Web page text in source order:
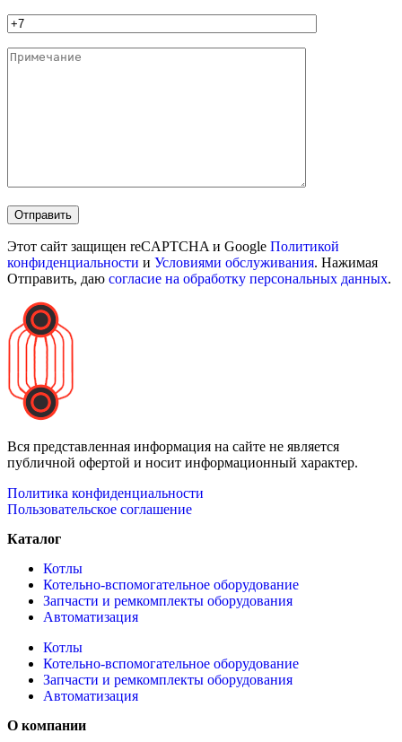
Этот сайт защищен reCAPTCHA и Google Политикой
конфиденциальности и Условиями обслуживания. Нажимая
Отправить, даю согласие на обработку персональных данных.
Вся представленная информация на сайте не является
публичной офертой и носит информационный характер.
Политика конфиденциальности
Пользовательское соглашение
Каталог
Котлы
Котельно-вспомогательное оборудование
Запчасти и ремкомплекты оборудования
Автоматизация
Котлы
Котельно-вспомогательное оборудование
Запчасти и ремкомплекты оборудования
Автоматизация
О компании